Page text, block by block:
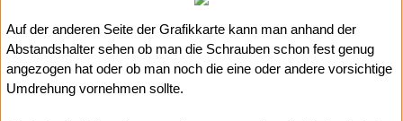
Auf der anderen Seite der Grafikkarte kann man anhand der
Abstandshalter sehen ob man die Schrauben schon fest genug
angezogen hat oder ob man noch die eine oder andere vorsichtige
Umdrehung vornehmen sollte.